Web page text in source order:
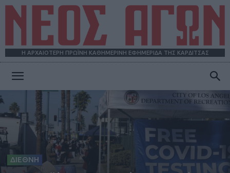
Η ΑΡΧΑΙΟΤΕΡΗ ΠΡΩΪΝΗ ΚΑΘΗΜΕΡΙΝΗ ΕΦΗΜΕΡΙΔΑ ΤΗΣ ΚΑΡΔΙΤΣΑΣ
ΑΓΩΝ
ΔΙΕΘΝΗ